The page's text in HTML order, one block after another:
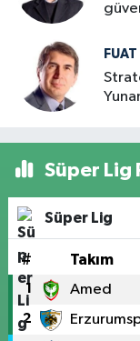
Süper Lig
Süper Lig
# Takım
1 Amed
2